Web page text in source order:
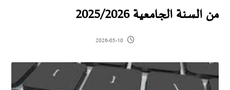
من السنة الجامعية 2025/2026
2026-05-10